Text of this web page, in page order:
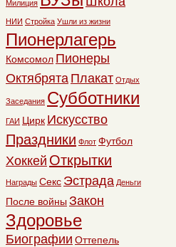
Милиция
НИИ Стройка Ушли из жизни
Пионерлагерь
Комсомол Пионеры
Октябрята Плакат Отдых
Заседания Субботники
ГАИ Цирк Искусство
Праздники Флот Футбол
Хоккей Открытки
Награды Секс Эстрада Деньги
После войны Закон
Здоровье
Биографии Оттепель